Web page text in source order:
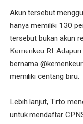
Akun tersebut
hanya memiliki 130
tersebut bukan akun
Kemenkeu RI.
bernama
memiliki centang biru.
Lebih lanjut, Tirto
untuk mendaftar